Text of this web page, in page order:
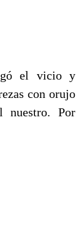
el vicio y
con orujo
nuestro. Por